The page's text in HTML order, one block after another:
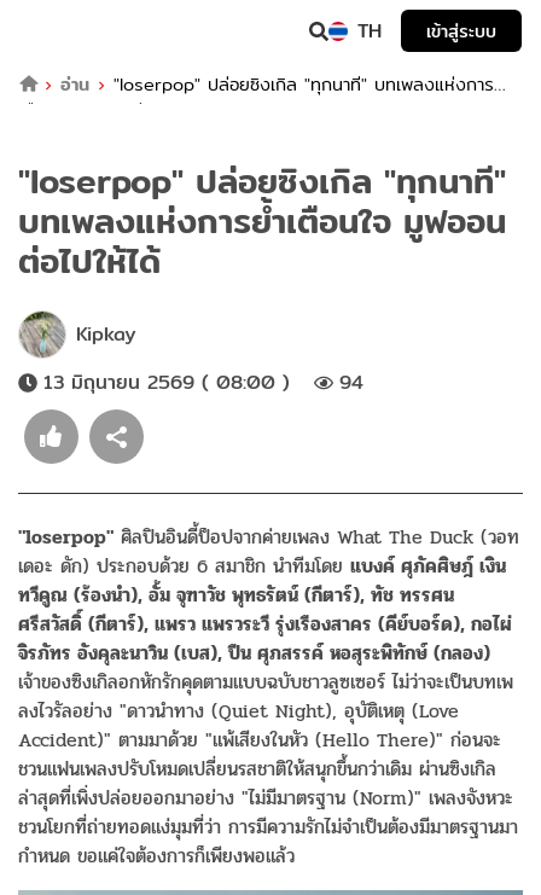
TH
เข้าสู่ระบบ
อ่าน
"loserpop" ปล่อยซิงเกิล "ทุกนาที" บทเพลงแห่งการย้ำ
เตือนใจ มูฟออนต่อไปให้ได้
"loserpop" ปล่อยซิงเกิล "ทุกนาที"
บทเพลงแห่งการย้ำเตือนใจ มูฟออน
ต่อไปให้ได้
Kipkay
13 มิถุนายน 2569 ( 08:00 )
94
"loserpop" ศิลปินอินดี้ป็อปจากค่ายเพลง What The Duck (วอท
เดอะ ดัก) ประกอบด้วย 6 สมาชิก นำทีมโดย แบงค์ ศุภัคศิษฎ์ เงิน
ทวีคูณ (ร้องนำ), อั้ม จุฑาวัช พุทธรัตน์ (กีตาร์), ทัช ทรรศน
ศรีสวัสดิ์ (กีตาร์), แพรว แพรวระวี รุ่งเรืองสาคร (คีย์บอร์ด), กอไผ่
จิรภัทร อังคุละนาวิน (เบส), ปืน ศุภสรรค์ หอสุระพิทักษ์ (กลอง)
เจ้าของซิงเกิลอกหักรักคุดตามแบบฉบับชาวลูซเซอร์ ไม่ว่าจะเป็นบทเพ
ลงไวรัลอย่าง "ดาวนำทาง (Quiet Night), อุบัติเหตุ (Love
Accident)" ตามมาด้วย "แพ้เสียงในหัว (Hello There)" ก่อนจะ
ชวนแฟนเพลงปรับโหมดเปลี่ยนรสชาติให้สนุกขึ้นกว่าเดิม ผ่านซิงเกิล
ล่าสุดที่เพิ่งปล่อยออกมาอย่าง "ไม่มีมาตรฐาน (Norm)" เพลงจังหวะ
ชวนโยกที่ถ่ายทอดแง่มุมที่ว่า การมีความรักไม่จำเป็นต้องมีมาตรฐานมา
กำหนด ขอแค่ใจต้องการก็เพียงพอแล้ว